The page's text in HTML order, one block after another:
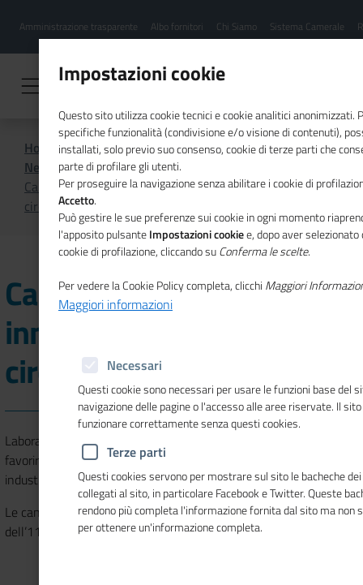
contenuto
Menu
hamburgher
Amministrazione trasparente Albo fornitori Chi Siamo Sistema Camerale
Home CSR
Comunicazione
News di CSR
Call4Circular: soluzioni innovative per l'economia
circolare
Call4Circular: soluzioni
innovative per l'economia
circolare
Laboratorio di Innovazione Aperta Open Circular Lab, finalizzato a
favorire lo sviluppo di soluzioni innovative per la simbiosi
industriale e l’utilizzo di sottoprodotti industriali
Le candidature devono essere presentate entro le ore 13,00
dell’11 maggio 2026
Impostazioni cookie
Questo sito utilizza cookie tecnici e cookie analitici anonimizzati.
specifiche funzionalità (condivisione e/o visione di contenuti),
installati, solo previo suo consenso, cookie di terze parti che
parte di profilare gli utenti.
Per proseguire la navigazione senza abilitare i cookie di
Accetto.
Può gestire le sue preferenze sui cookie in ogni momento
l'apposito pulsanteImpostazioni cookiee, dopo aver
cookie di profilazione, cliccando suConferma le scelte.
Per vedere la Cookie Policy completa, clicchi Maggiori
Maggiori informazioni
Necessari
Questi cookie sono necessari per usare le funzioni base del
navigazione delle pagine o l'accesso alle aree riservate. Il
funzionare correttamente senza questi cookies.
Terze parti
Questi cookies servono per mostrare sul sito le bacheche
collegati al sito, in particolare Facebook e Twitter. Queste
rendono più completa l'informazione fornita dal sito ma non
per ottenere un'informazione completa.